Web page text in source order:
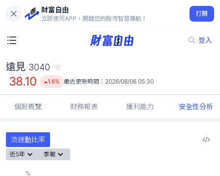
財富自由
立即使用APP，開啟您的股市智慧導航！
打開
登入
38.10
1.6%
遠見 3040
38.10 1.6% 最近更新時間： 2026/08/06 05:30
個股概覽 財務報表 獲利能力 安全性分析
流速動比率
近5年 季報